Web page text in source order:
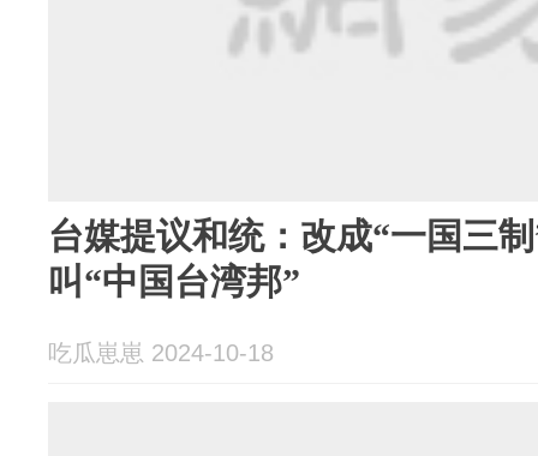
台媒提议和统：改成“一国三
叫“中国台湾邦”
吃瓜崽崽 2024-10-18